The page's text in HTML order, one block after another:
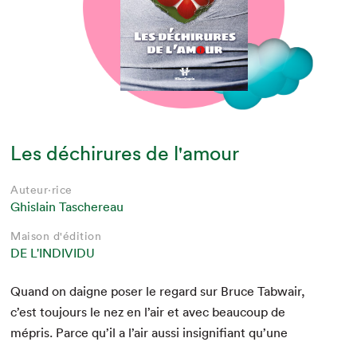
Les déchirures de l'amour
Auteur·rice
Ghislain Taschereau
Maison d'édition
DE L'INDIVIDU
Quand on daigne pos­er le regard sur Bruce Tab­wair,
c’est tou­jours le nez en l’air et avec beau­coup de
mépris. Parce qu’il a l’air aus­si insignifi­ant qu’une